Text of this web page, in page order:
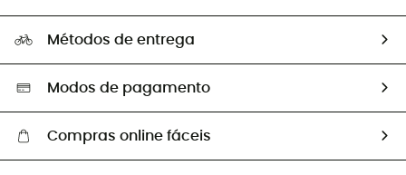
Trocas & Devoluções
Os nossos embaixadores
Seleção eco-responsável
Métodos de entrega
Modos de pagamento
Compras online fáceis